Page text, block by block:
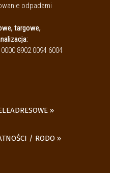
odpadami
targowe,
8902 0094 6004
/ RODO